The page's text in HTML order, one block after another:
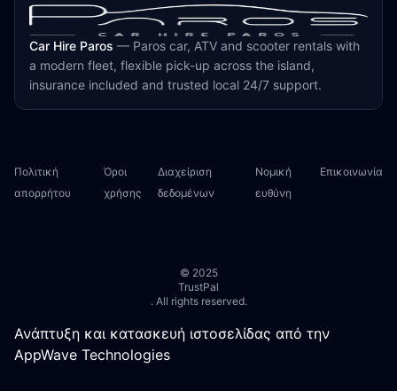
Car Hire Paros — Paros car, ATV and scooter rentals with
a modern fleet, flexible pick-up across the island,
insurance included and trusted local 24/7 support.
Πολιτική
απορρήτου
Όροι
χρήσης
Διαχείριση
δεδομένων
Νομική
ευθύνη
Επικοινωνία
© 2025
TrustPal
. All rights reserved.
Ανάπτυξη και κατασκευή ιστοσελίδας από την
AppWave Technologies